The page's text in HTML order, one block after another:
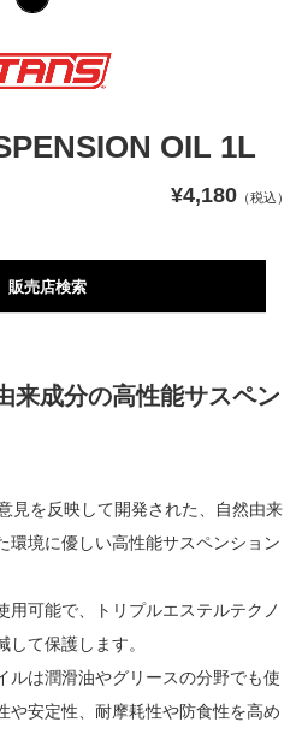
OIL 1L
¥4,180 （税込）
販売店検索
来成分の高性能サスペン
見を反映して開発された、自然由来
環境に優しい高性能サスペンション
用可能で、トリプルエステルテクノ
て保護します。
ルは潤滑油やグリースの分野でも使
や安定性、耐摩耗性や防食性を高め